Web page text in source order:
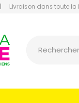
| Livraison dans toute la
Rechercher